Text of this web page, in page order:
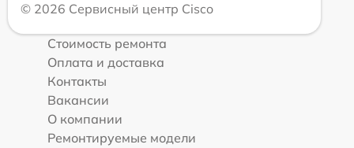
© 2026 Сервисный центр Cisco
Стоимость ремонта
Оплата и доставка
Контакты
Вакансии
О компании
Ремонтируемые модели